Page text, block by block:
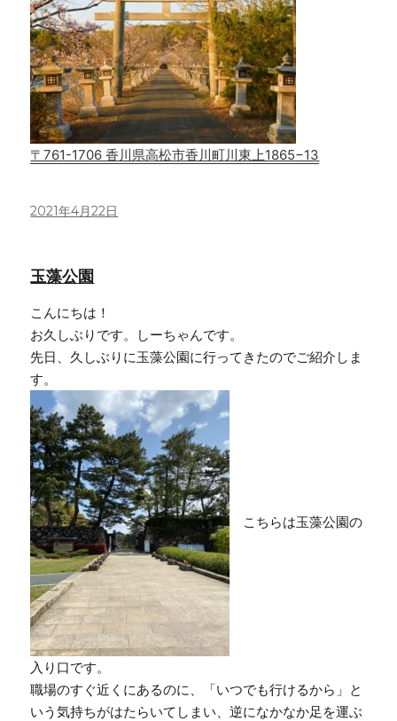
〒761-1706 香川県高松市香川町川東上1865−13
投
2021年4月22日
玉藻公園
こんにちは！
お久しぶりです。しーちゃんです。
先日、久しぶりに玉藻公園に行ってきたのでご紹介しま
す。
こちらは玉藻公園の
入り口です。
職場のすぐ近くにあるのに、「いつでも行けるから」と
いう気持ちがはたらいてしまい、逆になかなか足を運ぶ